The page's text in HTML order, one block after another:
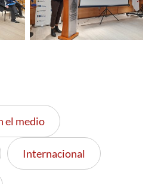
el medio
Internacional